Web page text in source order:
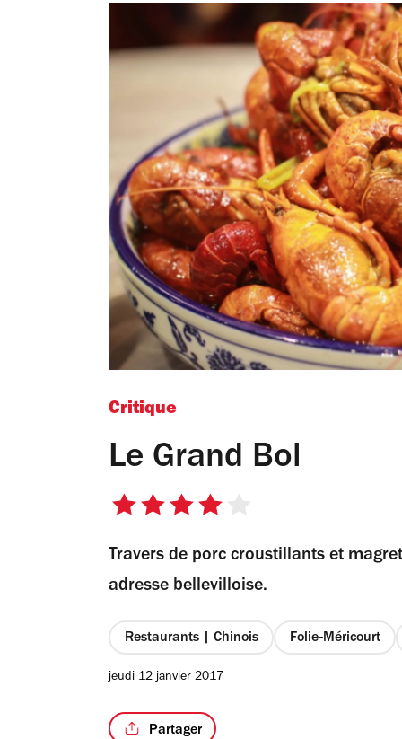
Critique
Le Grand Bol
4
5
étoiles
Travers de porc croustillants et
adresse bellevilloise.
Restaurants | Chinois Folie-Méricourt
jeudi 12 janvier 2017
Partager